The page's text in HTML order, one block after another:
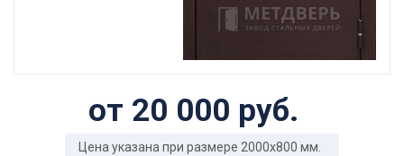
от 20 000 руб.
Цена указана при размере 2000x800 мм.